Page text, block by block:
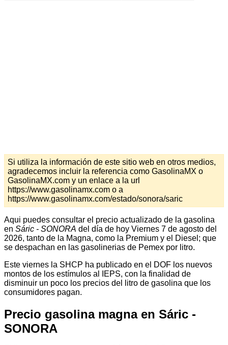
Si utiliza la información de este sitio web en otros medios,
agradecemos incluir la referencia como GasolinaMX o
GasolinaMX.com y un enlace a la url
https://www.gasolinamx.com o a
https://www.gasolinamx.com/estado/sonora/saric
Aqui puedes consultar el precio actualizado de la gasolina
en Sáric - SONORA del día de hoy Viernes 7 de agosto del
2026, tanto de la Magna, como la Premium y el Diesel; que
se despachan en las gasolinerias de Pemex por litro.
Este viernes la SHCP ha publicado en el DOF los nuevos
montos de los estímulos al IEPS, con la finalidad de
disminuir un poco los precios del litro de gasolina que los
consumidores pagan.
Precio gasolina magna en Sáric -
SONORA